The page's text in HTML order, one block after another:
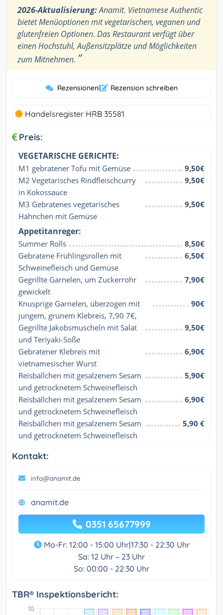
2026-Aktualisierung:Anamit. Vietnamese Authentic
bietet Menüoptionen mit vegetarischen, veganen und
glutenfreien Optionen. Das Restaurant verfügt über
einen Hochstuhl, Außensitzplätze und Möglichkeiten
zum Mitnehmen. ”
Rezensionen| Rezension schreiben
Handelsregister HRB 35581
Preis:
VEGETARISCHE GERICHTE:
M1 gebratener Tofu mit Gemüse
9,50€
M2 Vegetarisches Rindfleischcurry
in Kokossauce
9,50€
M3 Gebratenes vegetarisches
Hähnchen mit Gemüse
9,50€
Appetitanreger:
Summer Rolls
8,50€
Gebratene Frühlingsrollen mit
Schweinefleisch und Gemüse
6,50€
Gegrillte Garnelen, um Zuckerrohr
gewickelt
7,90€
Knusprige Garnelen, überzogen mit
jungem, grünem Klebreis, 7,90 7€,
90€
Gegrillte Jakobsmuscheln mit Salat
und Teriyaki-Soße
9,50€
Gebratener Klebreis mit
vietnamesischer Wurst
6,90€
Reisbällchen mit gesalzenem Sesam
und getrocknetem Schweinefleisch
5,90€
Reisbällchen mit gesalzenem Sesam
und getrocknetem Schweinefleisch
6,90€
Reisbällchen mit gesalzenem Sesam
und getrocknetem Schweinefleisch
5,90 €
Kontakt:
info@anamit.de
anamit.de
0351 65677999
Mo-Fr: 12:00 - 15:00 Uhr|17:30 - 22:30 Uhr
Sa: 12 Uhr – 23 Uhr
So: 00:00 - 22:30 Uhr
TBR® Inspektionsbericht: